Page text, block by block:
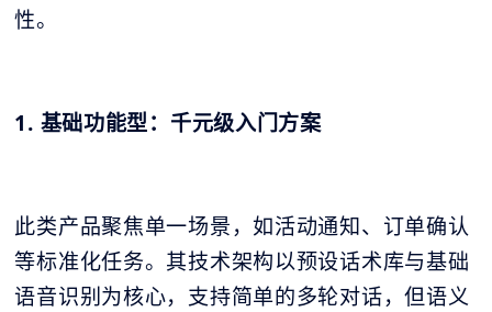
性。
1. 基础功能型：千元级入门方案
此类产品聚焦单一场景，如活动通知、订单确认
等标准化任务。其技术架构以预设话术库与基础
语音识别为核心，支持简单的多轮对话，但语义